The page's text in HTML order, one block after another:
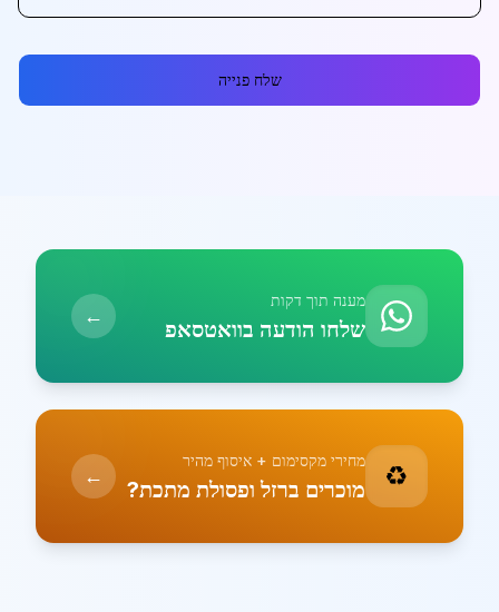
שלח פנייה
מענה תוך דקות
שלחו הודעה בוואטסאפ ←
♻️ מחירי מקסימום + איסוף מהיר
מוכרים ברזל ופסולת מתכת? ←